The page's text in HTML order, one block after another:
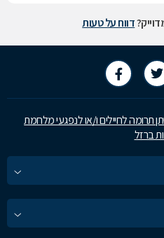
דווח על טעות
תרומה לחיילים ו/או לנפגעי מלחמת
ברזל